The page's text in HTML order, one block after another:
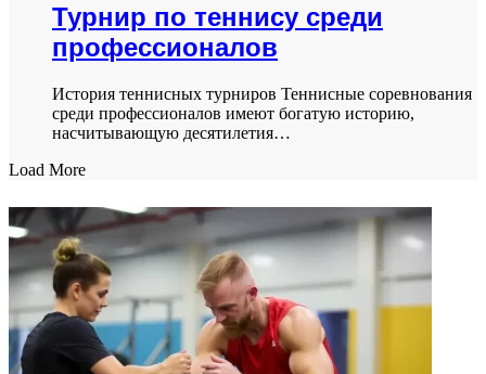
Турнир по теннису среди
профессионалов
История теннисных турниров Теннисные соревнования
среди профессионалов имеют богатую историю,
насчитывающую десятилетия…
Load More